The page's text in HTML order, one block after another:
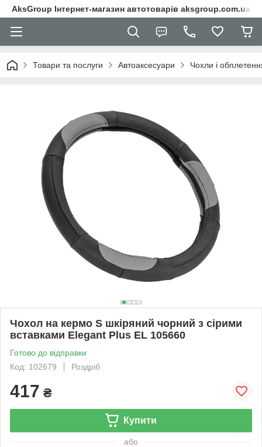
AksGroup Інтернет-магазин автотоварів aksgroup.com.ua
Товари та послуги Автоаксесуари Чохли і
Чохол на кермо S шкіряний чорний з сірими
вставками Elegant Plus EL 105660
Готово до відправки
Код: 102679
Роздріб
417 ₴
Купити
або